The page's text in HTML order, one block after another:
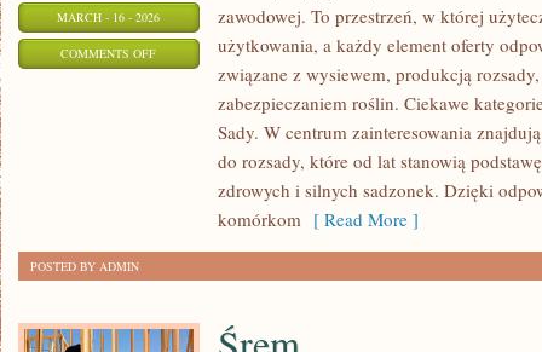
MARCH - 16 - 2026
COMMENTS OFFON
EKOLOGICZNA
zawodowej. To przestrzeń, w której
użytkowania, a każdy element oferty
związane z wysiewem, produkcją
zabezpieczaniem roślin. Ciekawe
Sady. W centrum zainteresowania
do rozsady, które od lat stanowią
zdrowych i silnych sadzonek. Dzięki
komórkom [ Read More ]
POSTED BY ADMIN